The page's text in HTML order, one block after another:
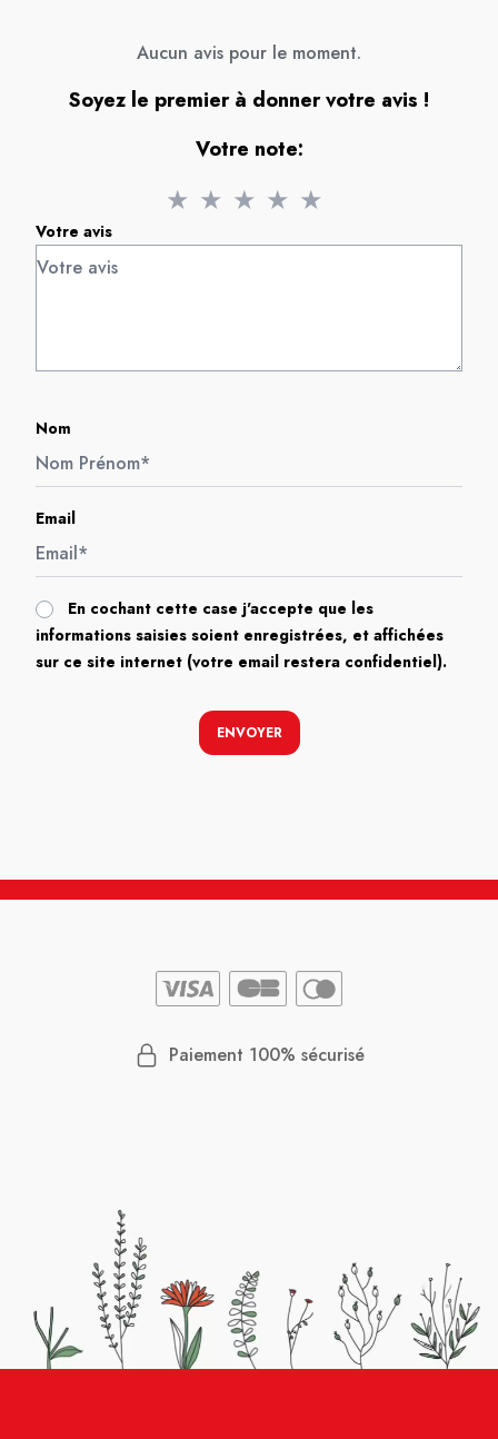
Aucun avis pour le moment.
Soyez le premier à donner votre avis !
Votre note:
★ ★ ★ ★ ★
Votre avis
Nom
Email
En cochant cette case j'accepte que les
informations saisies soient enregistrées, et affichées
sur ce site internet (votre email restera confidentiel).
ENVOYER
Paiement 100% sécurisé